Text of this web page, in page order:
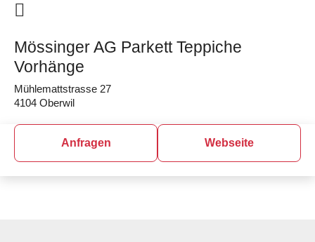
Mössinger AG Parkett Teppiche
Vorhänge
Mühlemattstrasse 27
4104 Oberwil
Anfragen Webseite